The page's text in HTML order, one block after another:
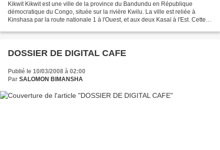
Kikwit Kikwit est une ville de la province du Bandundu en République
démocratique du Congo, située sur la rivière Kwilu. La ville est reliée à
Kinshasa par la route nationale 1 à l'Ouest, et aux deux Kasaï à l'Est. Cette
DOSSIER DE DIGITAL CAFE
Publié le 10/03/2008 à 02:00
Par SALOMON BIMANSHA